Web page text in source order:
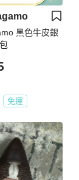
黑色牛皮銀
免運